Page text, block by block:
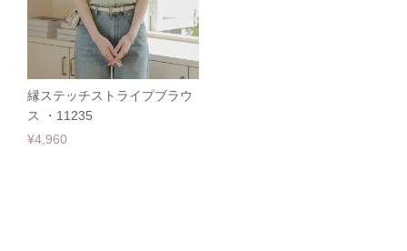
縁ステッチストライプブラウ
ス ・11235
¥4,960